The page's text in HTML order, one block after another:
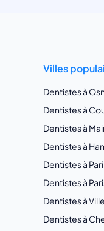
Villes
Dentistes à
Dentistes à
Dentistes à
Dentistes à
Dentistes à
Dentistes à
Dentistes à
Dentistes à